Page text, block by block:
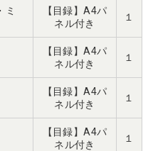
ミ
【目録】A4パ
ネル付き
１
【目録】A4パ
ネル付き
１
【目録】A4パ
ネル付き
１
【目録】A4パ
ネル付き
１